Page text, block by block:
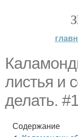
листья и
делать.
Содержание